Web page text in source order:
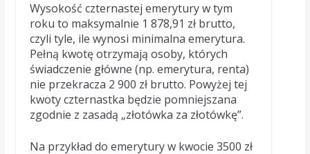
Wysokość czternastej emerytury w tym
roku to maksymalnie 1 878,91 zł brutto,
czyli tyle, ile wynosi minimalna emerytura.
Pełną kwotę otrzymają osoby, których
świadczenie główne (np. emerytura, renta)
nie przekracza 2 900 zł brutto. Powyżej tej
kwoty czternastka będzie pomniejszana
zgodnie z zasadą „złotówka za złotówkę”.
Na przykład do emerytury w kwocie 3500 zł